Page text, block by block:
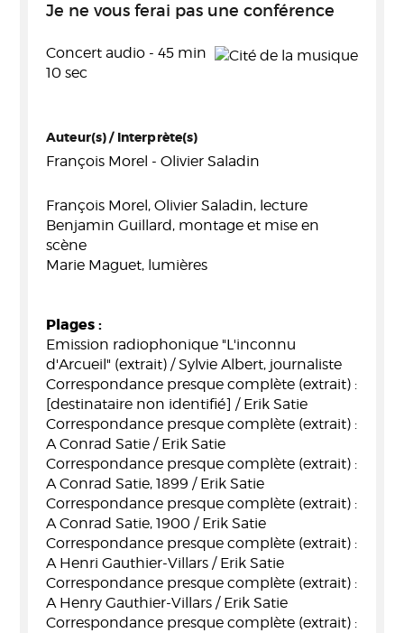
Je ne vous ferai pas une conférence
Concert audio - 45 min
10 sec
Auteur(s) / Interprète(s)
François Morel - Olivier Saladin
François Morel, Olivier Saladin, lecture
Benjamin Guillard, montage et mise en
scène
Marie Maguet, lumières
Plages :
Emission radiophonique "L'inconnu
d'Arcueil" (extrait) / Sylvie Albert, journaliste
Correspondance presque complète (extrait) :
[destinataire non identifié] / Erik Satie
Correspondance presque complète (extrait) :
A Conrad Satie / Erik Satie
Correspondance presque complète (extrait) :
A Conrad Satie, 1899 / Erik Satie
Correspondance presque complète (extrait) :
A Conrad Satie, 1900 / Erik Satie
Correspondance presque complète (extrait) :
A Henri Gauthier-Villars / Erik Satie
Correspondance presque complète (extrait) :
A Henry Gauthier-Villars / Erik Satie
Correspondance presque complète (extrait) :